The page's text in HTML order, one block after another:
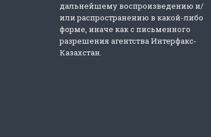
дальнейшему воспроизведению и/
или распространению в какой-либо
форме, иначе как с письменного
разрешения агентства Интерфакс-
Казахстан.